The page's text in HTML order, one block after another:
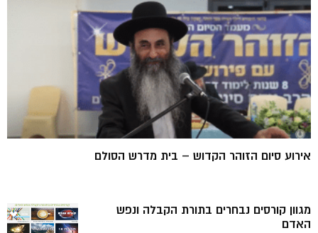
אירוע סיום הזוהר הקדוש – בית מדרש הסולם
מגוון קורסים נבחרים בתורת הקבלה ונפש
האדם